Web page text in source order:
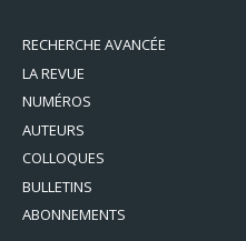
RECHERCHE AVANCÉE
LA REVUE
NUMÉROS
AUTEURS
COLLOQUES
BULLETINS
ABONNEMENTS